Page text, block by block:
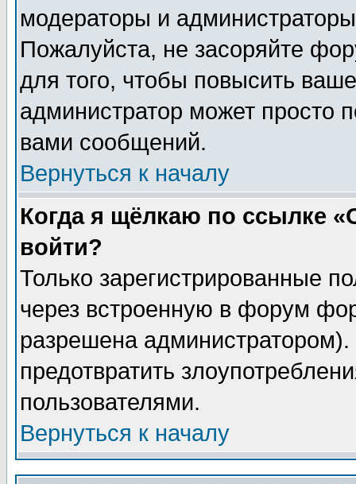
модераторы и
Пожалуйста, не засоряйте
для того, чтобы повысить
администратор может просто
вами сообщений.
Вернуться к началу
Когда я щёлкаю по ссылке
войти?
Только зарегистрированные
через встроенную в форум
разрешена
предотвратить
пользователями.
Вернуться к началу